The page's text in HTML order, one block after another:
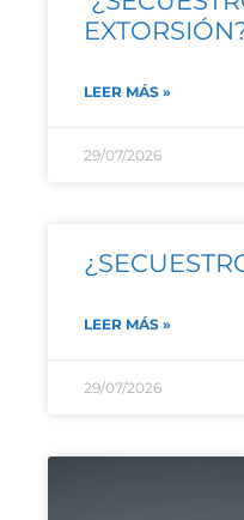
LEER MÁS »
29/07/2026
LEER MÁS »
29/07/2026